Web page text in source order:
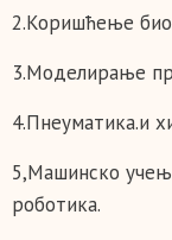
2.Коришћење
3.Моделирање
4.Пнеуматика.и
5,Машинско
роботика.